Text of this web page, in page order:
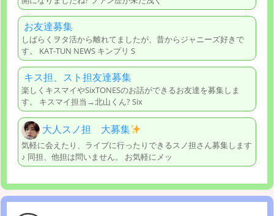
お友達募集
しばらくヲタ活から離れてましたが、昔からジャニーズ好きで
す。 KAT-TUN NEWS キンプリ S
キス担、スト担友達募集
楽しくキスマイやSixTONESのお話ができるお友達を募集しま
す。 キスマイ担当→北山くん? Six
大人スノ担 大募集
気軽に会えたり、ライブに行ったりできるスノ担さん募集します
♪ 同担、他担は問いません。 お気軽にメッ